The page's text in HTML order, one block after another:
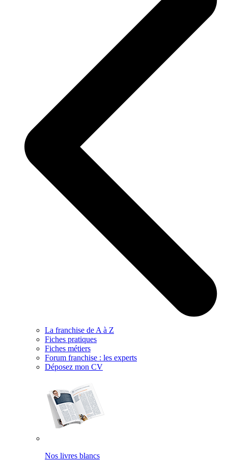
La franchise de A à Z
Fiches pratiques
Fiches métiers
Forum franchise : les experts
Déposez mon CV
Nos livres blancs